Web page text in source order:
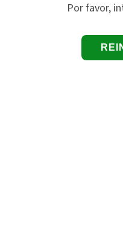
Por favor,